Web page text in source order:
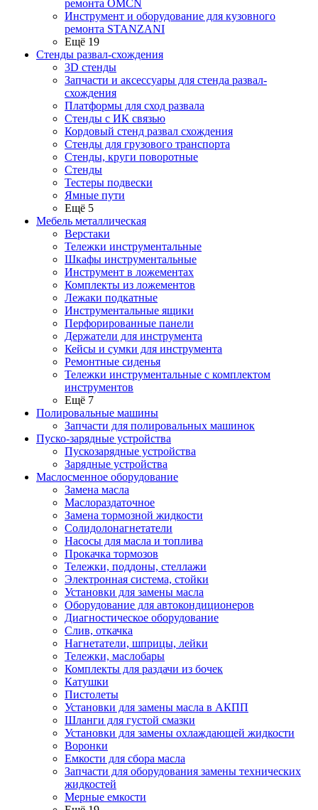
ремонта OMCN
Инструмент и оборудование для кузовного
ремонта STANZANI
Ещё 19
Стенды развал-схождения
3D стенды
Запчасти и аксессуары для стенда развал-
схождения
Платформы для сход развала
Стенды с ИК связью
Кордовый стенд развал схождения
Стенды для грузового транспорта
Стенды, круги поворотные
Стенды
Тестеры подвески
Ямные пути
Ещё 5
Мебель металлическая
Верстаки
Тележки инструментальные
Шкафы инструментальные
Инструмент в ложементах
Комплекты из ложементов
Лежаки подкатные
Инструментальные ящики
Перфорированные панели
Держатели для инструмента
Кейсы и сумки для инструмента
Ремонтные сиденья
Тележки инструментальные с комплектом
инструментов
Ещё 7
Полировальные машины
Запчасти для полировальных машинок
Пуско-зарядные устройства
Пускозарядные устройства
Зарядные устройства
Маслосменное оборудование
Замена масла
Маслораздаточное
Замена тормозной жидкости
Солидолонагнетатели
Насосы для масла и топлива
Прокачка тормозов
Тележки, поддоны, стеллажи
Электронная система, стойки
Установки для замены масла
Оборудование для автокондиционеров
Диагностическое оборудование
Слив, откачка
Нагнетатели, шприцы, лейки
Тележки, маслобары
Комплекты для раздачи из бочек
Катушки
Пистолеты
Установки для замены масла в АКПП
Шланги для густой смазки
Установки для замены охлаждающей жидкости
Воронки
Емкости для сбора масла
Запчасти для оборудования замены технических
жидкостей
Мерные емкости